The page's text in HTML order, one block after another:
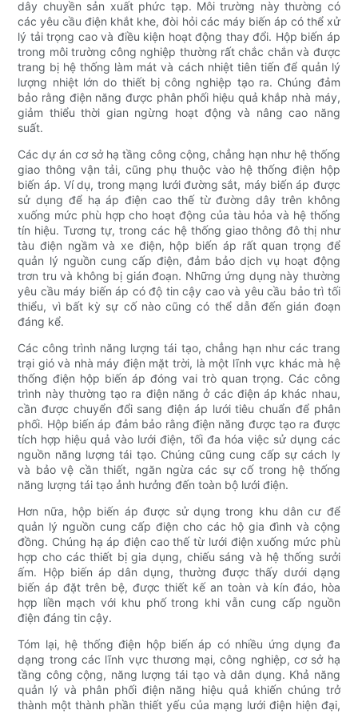
dây chuyền sản xuất phức tạp. Môi trường này thường có
các yêu cầu điện khắt khe, đòi hỏi các máy biến áp có thể xử
lý tải trọng cao và điều kiện hoạt động thay đổi. Hộp biến áp
trong môi trường công nghiệp thường rất chắc chắn và được
trang bị hệ thống làm mát và cách nhiệt tiên tiến để quản lý
lượng nhiệt lớn do thiết bị công nghiệp tạo ra. Chúng đảm
bảo rằng điện năng được phân phối hiệu quả khắp nhà máy,
giảm thiểu thời gian ngừng hoạt động và nâng cao năng
suất.
Các dự án cơ sở hạ tầng công cộng, chẳng hạn như hệ thống
giao thông vận tải, cũng phụ thuộc vào hệ thống điện hộp
biến áp. Ví dụ, trong mạng lưới đường sắt, máy biến áp được
sử dụng để hạ áp điện cao thế từ đường dây trên không
xuống mức phù hợp cho hoạt động của tàu hỏa và hệ thống
tín hiệu. Tương tự, trong các hệ thống giao thông đô thị như
tàu điện ngầm và xe điện, hộp biến áp rất quan trọng để
quản lý nguồn cung cấp điện, đảm bảo dịch vụ hoạt động
trơn tru và không bị gián đoạn. Những ứng dụng này thường
yêu cầu máy biến áp có độ tin cậy cao và yêu cầu bảo trì tối
thiểu, vì bất kỳ sự cố nào cũng có thể dẫn đến gián đoạn
đáng kể.
Các công trình năng lượng tái tạo, chẳng hạn như các trang
trại gió và nhà máy điện mặt trời, là một lĩnh vực khác mà hệ
thống điện hộp biến áp đóng vai trò quan trọng. Các công
trình này thường tạo ra điện năng ở các điện áp khác nhau,
cần được chuyển đổi sang điện áp lưới tiêu chuẩn để phân
phối. Hộp biến áp đảm bảo rằng điện năng được tạo ra được
tích hợp hiệu quả vào lưới điện, tối đa hóa việc sử dụng các
nguồn năng lượng tái tạo. Chúng cũng cung cấp sự cách ly
và bảo vệ cần thiết, ngăn ngừa các sự cố trong hệ thống
năng lượng tái tạo ảnh hưởng đến toàn bộ lưới điện.
Hơn nữa, hộp biến áp được sử dụng trong khu dân cư để
quản lý nguồn cung cấp điện cho các hộ gia đình và cộng
đồng. Chúng hạ áp điện cao thế từ lưới điện xuống mức phù
hợp cho các thiết bị gia dụng, chiếu sáng và hệ thống sưởi
ấm. Hộp biến áp dân dụng, thường được thấy dưới dạng
biến áp đặt trên bệ, được thiết kế an toàn và kín đáo, hòa
hợp liền mạch với khu phố trong khi vẫn cung cấp nguồn
điện đáng tin cậy.
Tóm lại, hệ thống điện hộp biến áp có nhiều ứng dụng đa
dạng trong các lĩnh vực thương mại, công nghiệp, cơ sở hạ
tầng công cộng, năng lượng tái tạo và dân dụng. Khả năng
quản lý và phân phối điện năng hiệu quả khiến chúng trở
thành một thành phần thiết yếu của mạng lưới điện hiện đại,